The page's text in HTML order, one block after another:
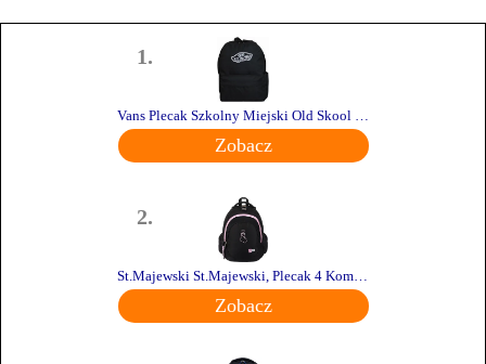
1.
Vans Plecak Szkolny Miejski Old Skool Classic Backpack Czarny Vn000H4Yblk1
Zobacz
2.
St.Majewski St.Majewski, Plecak 4 Komorowy Bp06 K-Pop St.Right
Zobacz